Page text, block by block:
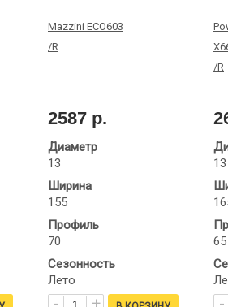
Mazzini ECO603
/R
2587 р.
Диаметр
13
Ширина
155
Профиль
70
Сезонность
Лето
/R
13
65